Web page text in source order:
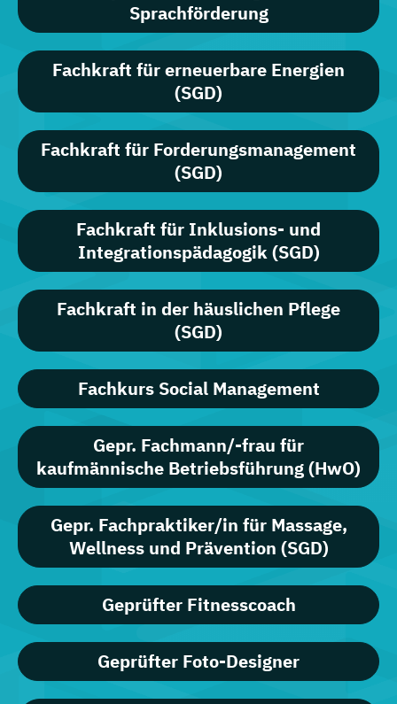
Sprachförderung
Fachkraft für erneuerbare Energien
(SGD)
Fachkraft für Forderungsmanagement
(SGD)
Fachkraft für Inklusions- und
Integrationspädagogik (SGD)
Fachkraft in der häuslichen Pflege
(SGD)
Fachkurs Social Management
Gepr. Fachmann/-frau für
kaufmännische Betriebsführung (HwO)
Gepr. Fachpraktiker/in für Massage,
Wellness und Prävention (SGD)
Geprüfter Fitnesscoach
Geprüfter Foto-Designer